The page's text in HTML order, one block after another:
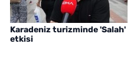
Karadeniz turizminde 'Salah'
etkisi